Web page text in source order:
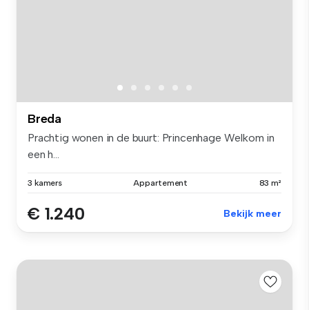
Breda
Prachtig wonen in de buurt: Princenhage Welkom in
een h...
3 kamers Appartement 83 m²
€ 1.240 Bekijk meer